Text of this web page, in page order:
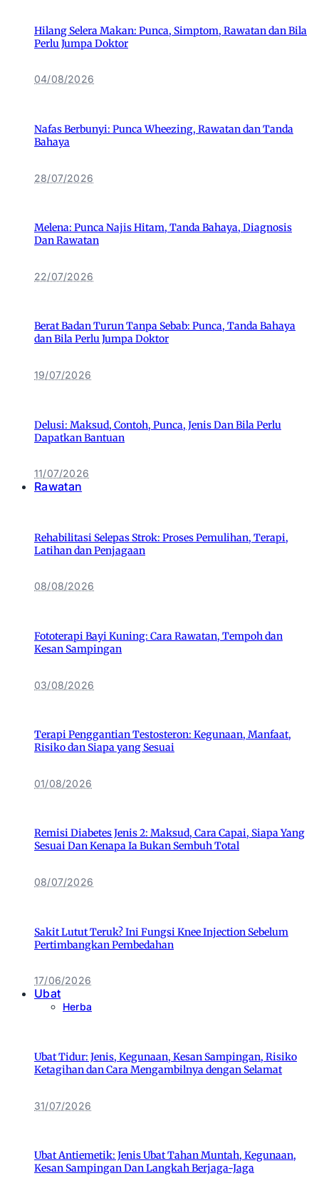
Hilang Selera Makan: Punca, Simptom, Rawatan dan Bila
Perlu Jumpa Doktor
04/08/2026
Nafas Berbunyi: Punca Wheezing, Rawatan dan Tanda
Bahaya
28/07/2026
Melena: Punca Najis Hitam, Tanda Bahaya, Diagnosis
Dan Rawatan
22/07/2026
Berat Badan Turun Tanpa Sebab: Punca, Tanda Bahaya
dan Bila Perlu Jumpa Doktor
19/07/2026
Delusi: Maksud, Contoh, Punca, Jenis Dan Bila Perlu
Dapatkan Bantuan
11/07/2026
Rawatan
Rehabilitasi Selepas Strok: Proses Pemulihan, Terapi,
Latihan dan Penjagaan
08/08/2026
Fototerapi Bayi Kuning: Cara Rawatan, Tempoh dan
Kesan Sampingan
03/08/2026
Terapi Penggantian Testosteron: Kegunaan, Manfaat,
Risiko dan Siapa yang Sesuai
01/08/2026
Remisi Diabetes Jenis 2: Maksud, Cara Capai, Siapa Yang
Sesuai Dan Kenapa Ia Bukan Sembuh Total
08/07/2026
Sakit Lutut Teruk? Ini Fungsi Knee Injection Sebelum
Pertimbangkan Pembedahan
17/06/2026
Ubat
Herba
Ubat Tidur: Jenis, Kegunaan, Kesan Sampingan, Risiko
Ketagihan dan Cara Mengambilnya dengan Selamat
31/07/2026
Ubat Antiemetik: Jenis Ubat Tahan Muntah, Kegunaan,
Kesan Sampingan Dan Langkah Berjaga-Jaga